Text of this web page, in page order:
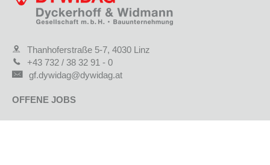
Thanhoferstraße 5-7, 4030 Linz
+43 732 / 38 32 91 - 0
gf.dywidag@dywidag.at
OFFENE JOBS